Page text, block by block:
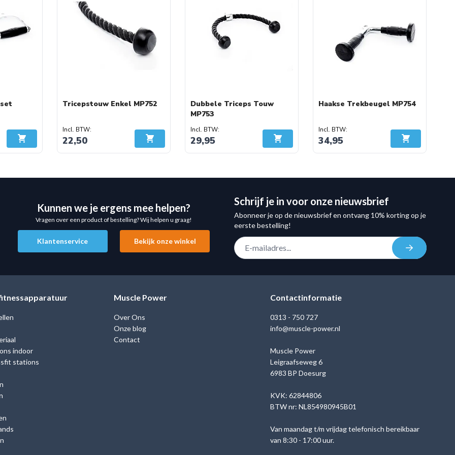
voor unilaterale
voor sporters die
niveau willen tillen.
In Winkelwagen
Tricepstouw Enkel MP752
22,50 In Winkelwagen
Dubbele Triceps Touw
MP753
29,95 In Winkelwagen
Haakse Trekbeugel MP754
34,95 In
Kunnen we je ergens mee helpen?
Vragen over een product of bestelling? Wij helpen u graag!
Klantenservice Bekijk onze winkel
Schrijf je in voor onze nieuwsbrief
Abonneer je op de nieuwsbrief en ontvang 10% korting op je
eerste bestelling!
E-mail adres
Inschrijven
indoor
stations
Muscle Power
Over Ons
Onze blog
Contact
Contactinformatie
0313 - 750 727
info@muscle-power.nl
Muscle Power
Leigraafseweg 6
6983 BP Doesurg
KVK: 62844806
BTW nr: NL854980945B01
Van maandag t/m vrijdag telefonisch bereikbaar
van 8:30 - 17:00 uur.